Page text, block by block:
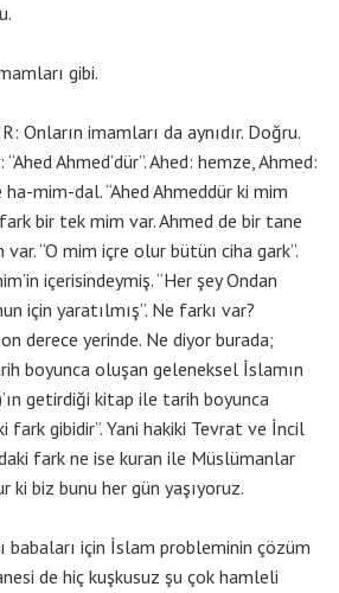
gibi.
Onların imamları da aynıdır. Doğru.
Ahmed’dür”. Ahed: hemze, Ahmed:
ha-mim-dal. “Ahed Ahmeddür ki mim
bir tek mim var. Ahmed de bir tane
“O mim içre olur bütün ciha gark”.
içerisindeymiş. “Her şey Ondan
için yaratılmış”. Ne farkı var?
derece yerinde. Ne diyor burada;
boyunca oluşan geleneksel İslamın
getirdiği kitap ile tarih boyunca
fark gibidir”. Yani hakiki Tevrat ve İncil
fark ne ise kuran ile Müslümanlar
ki biz bunu her gün yaşıyoruz.
babaları için İslam probleminin çözüm
de hiç kuşkusuz şu çok hamleli